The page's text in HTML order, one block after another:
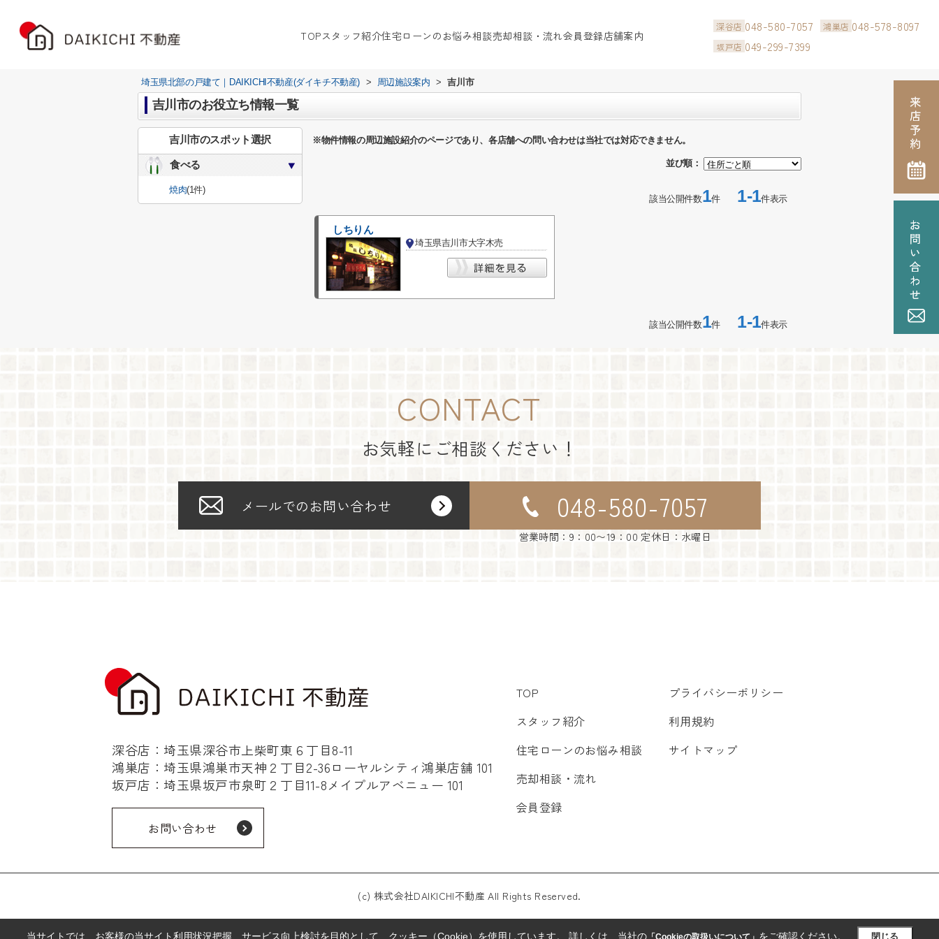
TOPスタッフ紹介住宅ローンのお悩み相談売却相談・流れ会員登録店舗案内
深谷店 048-580-7057 鴻巣店 048-578-8097
坂戸店 049-299-7399
埼玉県北部の戸建て｜DAIKICHI不動産(ダイキチ不動産) > 周辺施設案内 > 吉川市
吉川市のお役立ち情報一覧
※物件情報の周辺施設紹介のページであり、各店舗への問い合わせは当社では対応できません。
並び順：
該当公開件数1件1-1件表示
しちりん
埼玉県吉川市大字木売
該当公開件数1件1-1件表示
吉川市のスポット選択
食べる
焼肉(1件)
CONTACT
お気軽にご相談ください！
メールでのお問い合わせ 048-580-7057
営業時間：9：00〜19：00 定休日：水曜日
深谷店：埼玉県深谷市上柴町東６丁目8-11
鴻巣店：埼玉県鴻巣市天神２丁目2-36ローヤルシティ鴻巣店舗 101
坂戸店：埼玉県坂戸市泉町２丁目11-8メイプルアベニュー 101
お問い合わせ
TOP
スタッフ紹介
住宅ローンのお悩み相談
売却相談・流れ
会員登録
プライバシーポリシー
利用規約
サイトマップ
(c) 株式会社DAIKICHI不動産 All Rights Reserved.
当サイトでは、お客様の当サイト利用状況把握、サービス向上検討を目的として、クッキー（Cookie）を使用しています。 詳しくは、当社の「Cookieの取扱いについて」 をご確認ください。 閉じる